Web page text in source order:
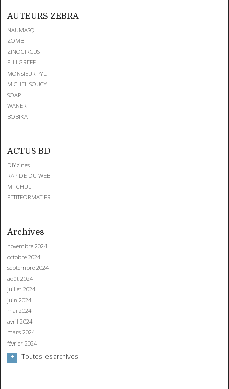
AUTEURS ZEBRA
NAUMASQ
ZOMBI
ZINOCIRCUS
PHILGREFF
MONSIEUR PYL
MICHEL SOUCY
SOAP
WANER
BOBIKA
ACTUS BD
DIYzines
RAPIDE DU WEB
MITCHUL
PETITFORMAT.FR
Archives
novembre 2024
octobre 2024
septembre 2024
août 2024
juillet 2024
juin 2024
mai 2024
avril 2024
mars 2024
février 2024
Toutes les archives